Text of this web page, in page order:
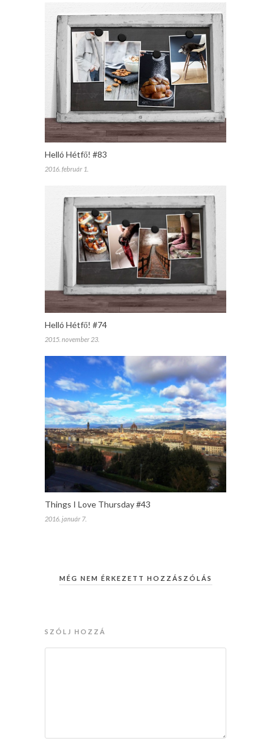
Helló Hétfő! #83
2016. február 1.
Helló Hétfő! #74
2015. november 23.
Things I Love Thursday #43
2016. január 7.
MÉG NEM ÉRKEZETT HOZZÁSZÓLÁS
SZÓLJ HOZZÁ